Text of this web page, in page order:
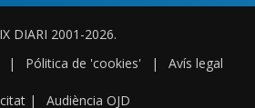
DIARI 2001-2026.
| Pólitica de 'cookies' | Avís legal
| Audiència OJD